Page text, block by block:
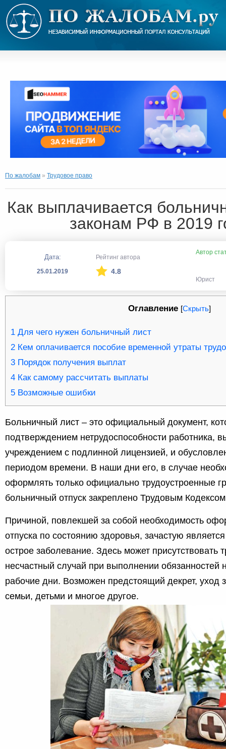
По жалобам » Трудовое право
Как выплачивается
законам РФ в 2019
Дата:
25.01.2019
Рейтинг автора
4.8
Автор
Юрист
Оглавление [Скрыть]
1 Для чего нужен больничный лист
2 Кем оплачивается пособие временной утраты
3 Порядок получения выплат
4 Как самому рассчитать выплаты
5 Возможные ошибки
Больничный лист – это официальный документ,
подтверждением нетрудоспособности работника,
учреждением с подлинной лицензией, и
периодом времени. В наши дни его, в случае
оформлять только официально трудоустроенные
больничный отпуск закреплено Трудовым
Причиной, повлекшей за собой необходимость
отпуска по состоянию здоровья, зачастую
острое заболевание. Здесь может присутствовать
несчастный случай при выполнении обязанностей
рабочие дни. Возможен предстоящий декрет, уход
семьи, детьми и многое другое.